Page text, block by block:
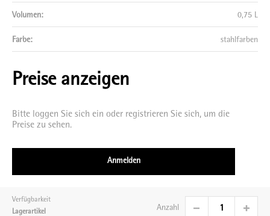
Volumen: 0,75 L
Farbe: stahlfarben
Preise anzeigen
Bitte loggen Sie sich ein oder registrieren Sie sich, um die
Preise zu sehen.
Anmelden
Verfügbarkeit
Lagerartikel
Anzahl